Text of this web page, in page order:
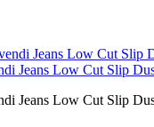
Jeans Low Cut Slip
Jeans Low Cut Slip